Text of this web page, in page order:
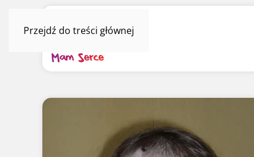
Przejdź do treści głównej